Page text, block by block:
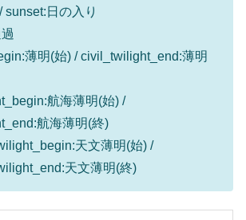
sunset:日の入り
薄明(始) / civil_twilight_end:薄明
航海薄明(始) /
航海薄明(終)
天文薄明(始) /
天文薄明(終)